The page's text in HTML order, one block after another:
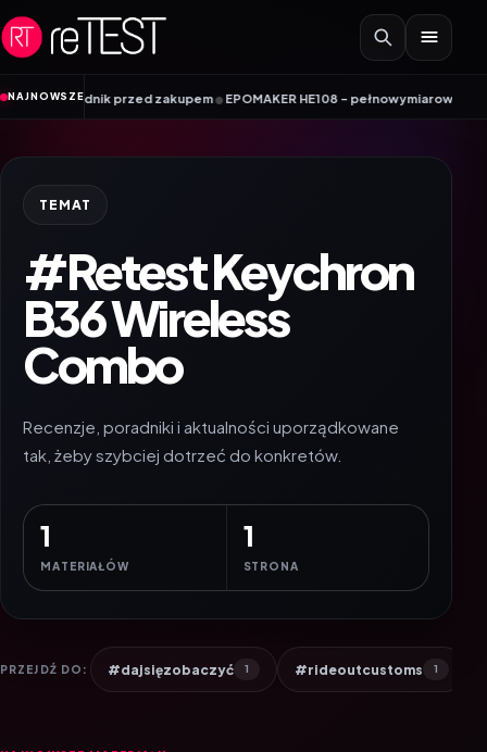
Przejdź do treści
NAJNOWSZEprzed zakupem•EPOMAKER HE108 – pełnowymiarowa
TEMAT
#Retest Keychron
B36 Wireless
Combo
Recenzje, poradniki i aktualności uporządkowane
tak, żeby szybciej dotrzeć do konkretów.
1
MATERIAŁÓW
1
STRONA
PRZEJDŹ DO: #dajsięzobaczyć 1 #rideoutcustoms 1